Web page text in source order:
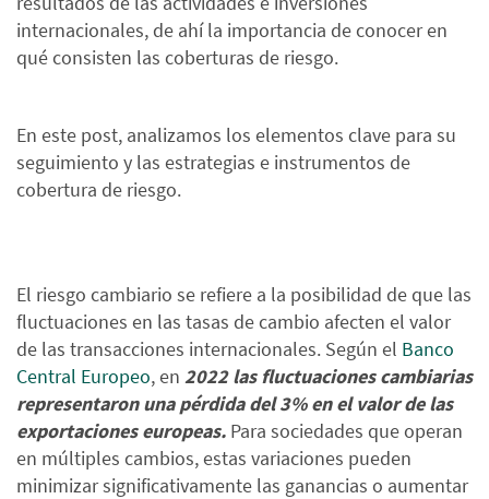
internacionales, de ahí la importancia de conocer en
qué consisten las coberturas de riesgo.
En este post, analizamos los elementos clave para su
seguimiento y las estrategias e instrumentos de
cobertura de riesgo.
El riesgo cambiario se refiere a la posibilidad de que las
fluctuaciones en las tasas de cambio afecten el valor
de las transacciones internacionales. Según el Banco
Central Europeo, en 2022 las fluctuaciones cambiarias
representaron una pérdida del 3% en el valor de las
exportaciones europeas. Para sociedades que operan
en múltiples cambios, estas variaciones pueden
minimizar significativamente las ganancias o aumentar